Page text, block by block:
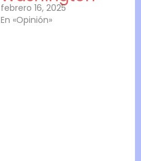
febrero 16, 2025
En «Opinión»